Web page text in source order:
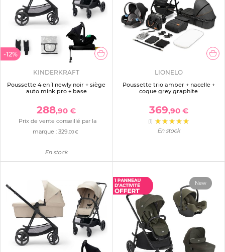
-12%
KINDERKRAFT
Poussette 4 en 1 newly noir + siège
auto mink pro + base
288,90 €
Prix de vente conseillé par la
marque : 329,00 €
En stock
LIONELO
Poussette trio amber + nacelle +
coque grey graphite
369,90 €
(1)
En stock
New